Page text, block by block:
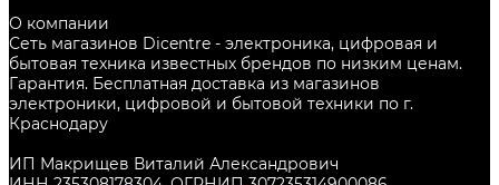
О компании
Сеть магазинов Dicentre - электроника, цифровая и
бытовая техника известных брендов по низким ценам.
Гарантия. Бесплатная доставка из магазинов
электроники, цифровой и бытовой техники по г.
Краснодару
ИП Макрищев Виталий Александрович